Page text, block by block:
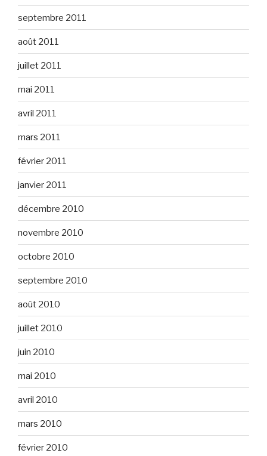
septembre 2011
août 2011
juillet 2011
mai 2011
avril 2011
mars 2011
février 2011
janvier 2011
décembre 2010
novembre 2010
octobre 2010
septembre 2010
août 2010
juillet 2010
juin 2010
mai 2010
avril 2010
mars 2010
février 2010